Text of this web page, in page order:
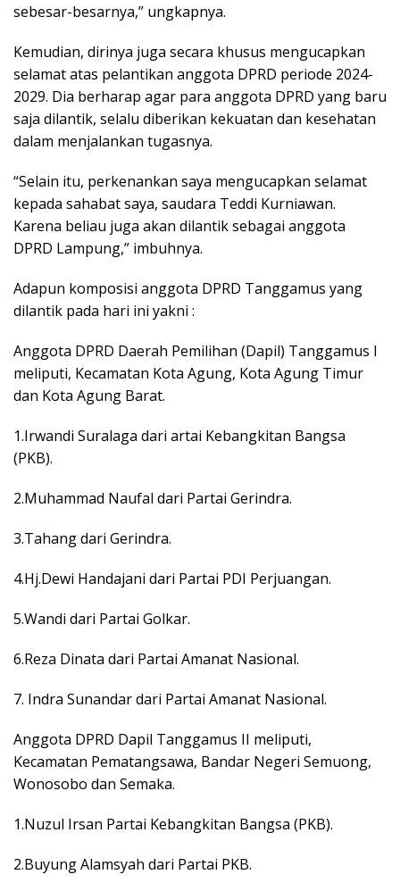
sebesar-besarnya,” ungkapnya.
Kemudian, dirinya juga secara khusus mengucapkan
selamat atas pelantikan anggota DPRD periode 2024-
2029. Dia berharap agar para anggota DPRD yang baru
saja dilantik, selalu diberikan kekuatan dan kesehatan
dalam menjalankan tugasnya.
“Selain itu, perkenankan saya mengucapkan selamat
kepada sahabat saya, saudara Teddi Kurniawan.
Karena beliau juga akan dilantik sebagai anggota
DPRD Lampung,” imbuhnya.
Adapun komposisi anggota DPRD Tanggamus yang
dilantik pada hari ini yakni :
Anggota DPRD Daerah Pemilihan (Dapil) Tanggamus I
meliputi, Kecamatan Kota Agung, Kota Agung Timur
dan Kota Agung Barat.
1.Irwandi Suralaga dari artai Kebangkitan Bangsa
(PKB).
2.Muhammad Naufal dari Partai Gerindra.
3.Tahang dari Gerindra.
4.Hj.Dewi Handajani dari Partai PDI Perjuangan.
5.Wandi dari Partai Golkar.
6.Reza Dinata dari Partai Amanat Nasional.
7. Indra Sunandar dari Partai Amanat Nasional.
Anggota DPRD Dapil Tanggamus II meliputi,
Kecamatan Pematangsawa, Bandar Negeri Semuong,
Wonosobo dan Semaka.
1.Nuzul Irsan Partai Kebangkitan Bangsa (PKB).
2.Buyung Alamsyah dari Partai PKB.